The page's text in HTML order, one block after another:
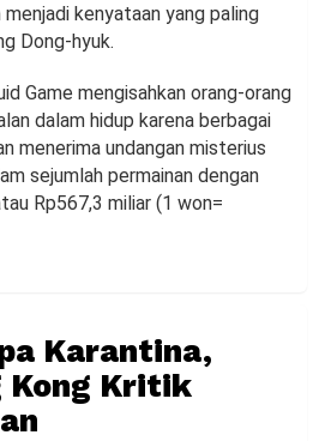
kenyataan yang paling
Dong-hyuk.
Game mengisahkan orang-orang
dalam hidup karena berbagai
menerima undangan misterius
sejumlah permainan dengan
Rp567,3 miliar (1 won=
Karantina,
Kong Kritik